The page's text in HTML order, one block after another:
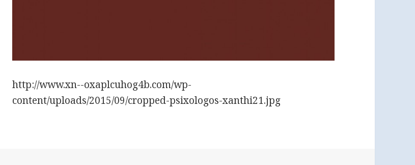
http://www.xn--oxaplcuhog4b.com/wp-
content/uploads/2015/09/cropped-psixologos-xanthi21.jpg